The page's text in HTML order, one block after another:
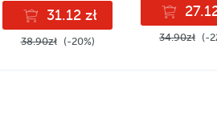
31.12 zł
38.90zł (-20%) 34.90zł (-